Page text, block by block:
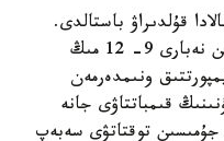
قۇلدىراۋ باستالدى.
2021- 2023 -جىلدارى جىل سايىن نەبارى 9- 12 مىڭ
ونىمدەرمەن
قىمباتتاۋى جانە
جۇمىسىن توقتاتۋى سەبەپ